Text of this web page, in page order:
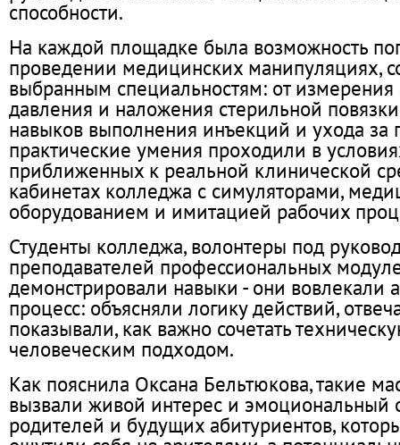
способности.
На каждой площадке была возможность
проведении медицинских манипуляциях,
выбранным специальностям: от измерения
давления и наложения стерильной
навыков выполнения инъекций и ухода за
практические умения проходили в
приближенных к реальной клинической
кабинетах колледжа с симуляторами,
оборудованием и имитацией рабочих
Студенты колледжа, волонтеры под
преподавателей профессиональных
демонстрировали навыки - они вовлекали
процесс: объясняли логику действий,
показывали, как важно сочетать
человеческим подходом.
Как пояснила Оксана Бельтюкова, такие
вызвали живой интерес и эмоциональный
родителей и будущих абитуриентов,